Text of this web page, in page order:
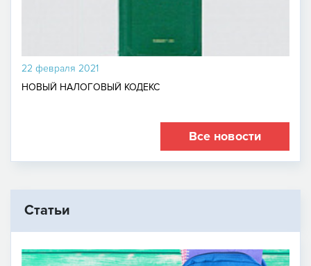
22 февраля 2021
НОВЫЙ НАЛОГОВЫЙ КОДЕКС
Все новости
Статьи